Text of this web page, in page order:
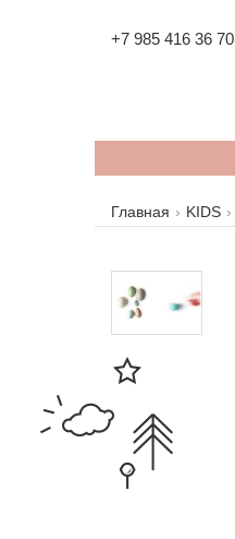
+7 985 416 36 70
Главная KIDS